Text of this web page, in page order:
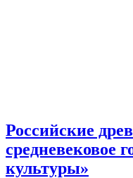
Российские
средневековое
культуры»